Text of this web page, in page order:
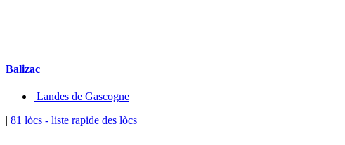
Balizac
Landes de Gascogne
| 81 lòcs - liste rapide des lòcs